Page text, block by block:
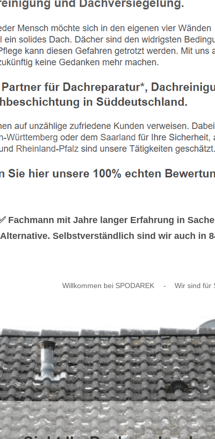
Fachmann mit Jahre langer Erfahrung in
Selbstverständlich sind wir auch in
Willkommen bei SPODAREK - Wir sind für